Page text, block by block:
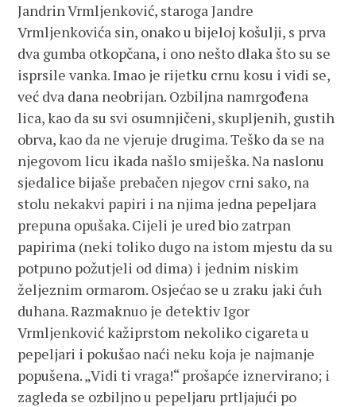
Jandrin Vrmljenković, staroga Jandre
Vrmljenkovića sin, onako u bijeloj košulji, s prva
dva gumba otkopčana, i ono nešto dlaka što su se
isprsile vanka. Imao je rijetku crnu kosu i vidi se,
već dva dana neobrijan. Ozbiljna namrgođena
lica, kao da su svi osumnjičeni, skupljenih, gustih
obrva, kao da ne vjeruje drugima. Teško da se na
njegovom licu ikada našlo smiješka. Na naslonu
sjedalice bijaše prebačen njegov crni sako, na
stolu nekakvi papiri i na njima jedna pepeljara
prepuna opušaka. Cijeli je ured bio zatrpan
papirima (neki toliko dugo na istom mjestu da su
potpuno požutjeli od dima) i jednim niskim
željeznim ormarom. Osjećao se u zraku jaki ćuh
duhana. Razmaknuo je detektiv Igor
Vrmljenković kažiprstom nekoliko cigareta u
pepeljari i pokušao naći neku koja je najmanje
popušena. „Vidi ti vraga!“ prošapće iznervirano; i
zagleda se ozbiljno u pepeljaru prtljajući po